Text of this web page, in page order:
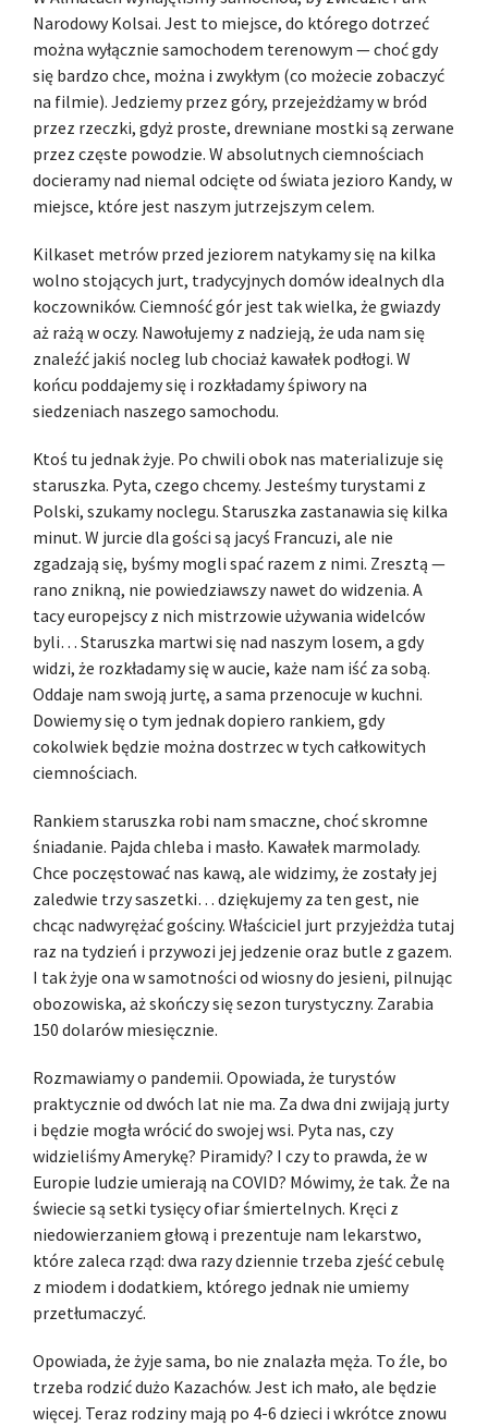
Narodowy Kolsai. Jest to miejsce, do którego dotrzeć
można wyłącznie samochodem terenowym — choć gdy
się bardzo chce, można i zwykłym (co możecie zobaczyć
na filmie). Jedziemy przez góry, przejeżdżamy w bród
przez rzeczki, gdyż proste, drewniane mostki są zerwane
przez częste powodzie. W absolutnych ciemnościach
docieramy nad niemal odcięte od świata jezioro Kandy, w
miejsce, które jest naszym jutrzejszym celem.
Kilkaset metrów przed jeziorem natykamy się na kilka
wolno stojących jurt, tradycyjnych domów idealnych dla
koczowników. Ciemność gór jest tak wielka, że gwiazdy
aż rażą w oczy. Nawołujemy z nadzieją, że uda nam się
znaleźć jakiś nocleg lub chociaż kawałek podłogi. W
końcu poddajemy się i rozkładamy śpiwory na
siedzeniach naszego samochodu.
Ktoś tu jednak żyje. Po chwili obok nas materializuje się
staruszka. Pyta, czego chcemy. Jesteśmy turystami z
Polski, szukamy noclegu. Staruszka zastanawia się kilka
minut. W jurcie dla gości są jacyś Francuzi, ale nie
zgadzają się, byśmy mogli spać razem z nimi. Zresztą —
rano znikną, nie powiedziawszy nawet do widzenia. A
tacy europejscy z nich mistrzowie używania widelców
byli… Staruszka martwi się nad naszym losem, a gdy
widzi, że rozkładamy się w aucie, każe nam iść za sobą.
Oddaje nam swoją jurtę, a sama przenocuje w kuchni.
Dowiemy się o tym jednak dopiero rankiem, gdy
cokolwiek będzie można dostrzec w tych całkowitych
ciemnościach.
Rankiem staruszka robi nam smaczne, choć skromne
śniadanie. Pajda chleba i masło. Kawałek marmolady.
Chce poczęstować nas kawą, ale widzimy, że zostały jej
zaledwie trzy saszetki… dziękujemy za ten gest, nie
chcąc nadwyrężać gościny. Właściciel jurt przyjeżdża tutaj
raz na tydzień i przywozi jej jedzenie oraz butle z gazem.
I tak żyje ona w samotności od wiosny do jesieni, pilnując
obozowiska, aż skończy się sezon turystyczny. Zarabia
150 dolarów miesięcznie.
Rozmawiamy o pandemii. Opowiada, że turystów
praktycznie od dwóch lat nie ma. Za dwa dni zwijają jurty
i będzie mogła wrócić do swojej wsi. Pyta nas, czy
widzieliśmy Amerykę? Piramidy? I czy to prawda, że w
Europie ludzie umierają na COVID? Mówimy, że tak. Że na
świecie są setki tysięcy ofiar śmiertelnych. Kręci z
niedowierzaniem głową i prezentuje nam lekarstwo,
które zaleca rząd: dwa razy dziennie trzeba zjeść cebulę
z miodem i dodatkiem, którego jednak nie umiemy
przetłumaczyć.
Opowiada, że żyje sama, bo nie znalazła męża. To źle, bo
trzeba rodzić dużo Kazachów. Jest ich mało, ale będzie
więcej. Teraz rodziny mają po 4-6 dzieci i wkrótce znowu